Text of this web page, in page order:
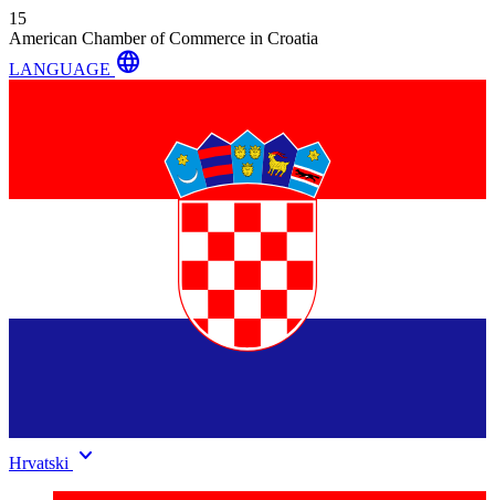
15
American Chamber of Commerce in Croatia
LANGUAGE language
Hrvatski keyboard_arrow_down